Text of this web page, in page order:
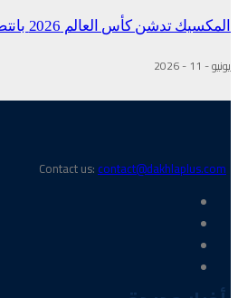
المكسيك تدشن كأس العالم 2026 بانتصار مهم على جنوب إفريقيا
يونيو - 11 - 2026
Contact us:contact@dakhlaplus.com